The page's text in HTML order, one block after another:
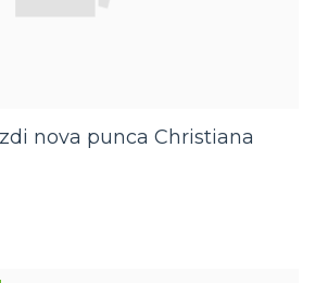
nova punca Christiana